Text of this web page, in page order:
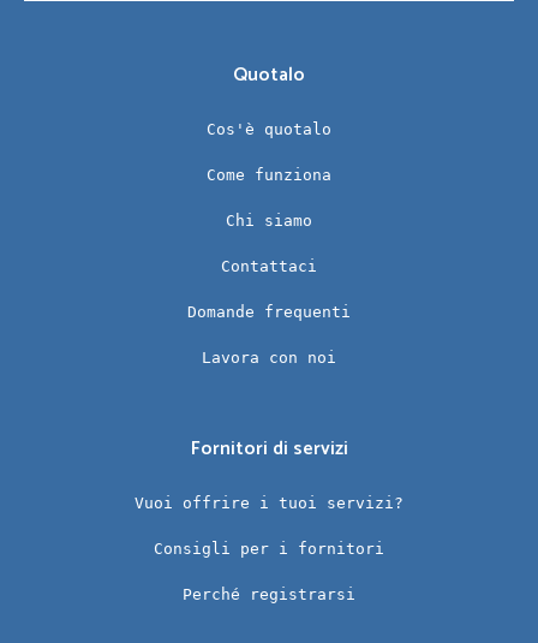
Quotalo
Cos'è quotalo
Come funziona
Chi siamo
Contattaci
Domande frequenti
Lavora con noi
Fornitori di servizi
Vuoi offrire i tuoi servizi?
Consigli per i fornitori
Perché registrarsi